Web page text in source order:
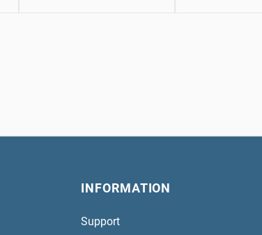
INFORMATION
Support